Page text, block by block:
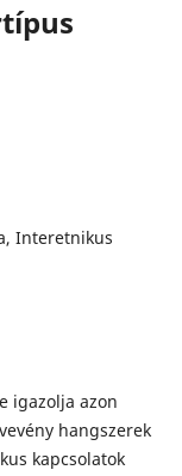
Interetnikus
igazolja azon
hangszerek
kapcsolatok